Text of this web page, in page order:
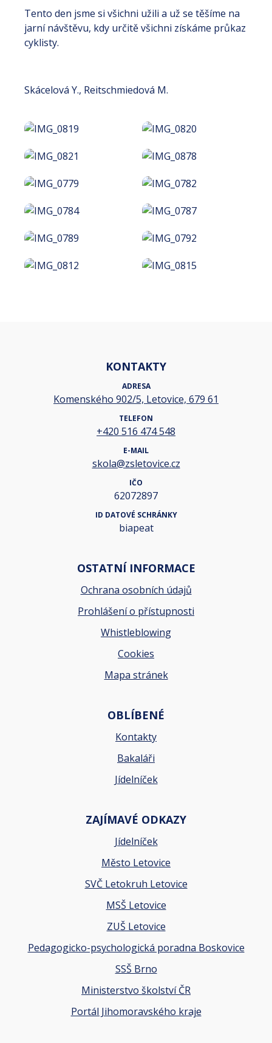
Tento den jsme si všichni užili a už se těšíme na
jarní návštěvu, kdy určitě všichni získáme průkaz
cyklisty.
Skácelová Y., Reitschmiedová M.
KONTAKTY
ADRESA
Komenského 902/5, Letovice, 679 61
TELEFON
+420 516 474 548
E-MAIL
skola@zsletovice.cz
IČO
62072897
ID DATOVÉ SCHRÁNKY
biapeat
OSTATNÍ INFORMACE
Ochrana osobních údajů
Prohlášení o přístupnosti
Whistleblowing
Cookies
Mapa stránek
OBLÍBENÉ
Kontakty
Bakaláři
Jídelníček
ZAJÍMAVÉ ODKAZY
Jídelníček
Město Letovice
SVČ Letokruh Letovice
MSŠ Letovice
ZUŠ Letovice
Pedagogicko-psychologická poradna Boskovice
SSŠ Brno
Ministerstvo školství ČR
Portál Jihomoravského kraje